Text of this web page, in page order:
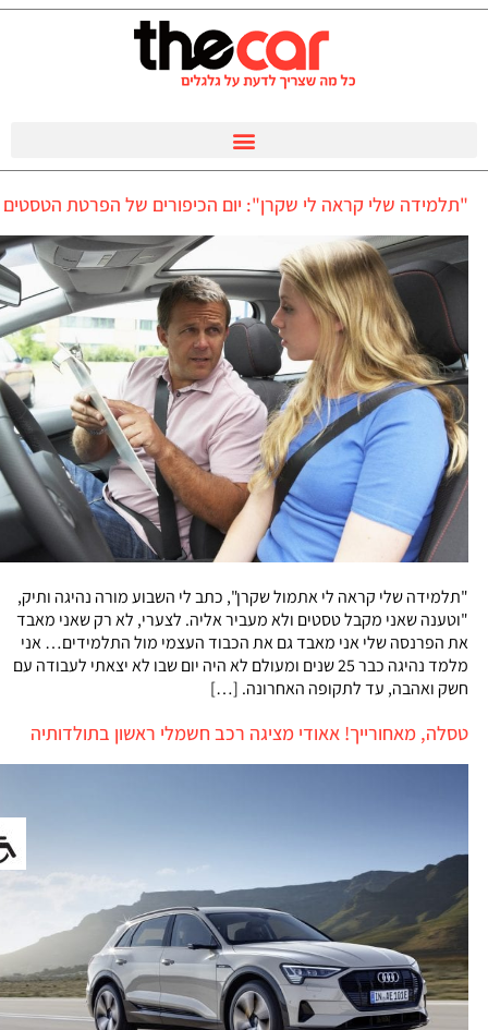
"תלמידה שלי קראה לי שקרן": יום הכיפורים של הפרטת הטסטים
"תלמידה שלי קראה לי אתמול שקרן", כתב לי השבוע מורה נהיגה ותיק,
"וטענה שאני מקבל טסטים ולא מעביר אליה. לצערי, לא רק שאני מאבד
את הפרנסה שלי אני מאבד גם את הכבוד העצמי מול התלמידים… אני
מלמד נהיגה כבר 25 שנים ומעולם לא היה יום שבו לא יצאתי לעבודה עם
חשק ואהבה, עד לתקופה האחרונה. […]
טסלה, מאחורייך! אאודי מציגה רכב חשמלי ראשון בתולדותיה